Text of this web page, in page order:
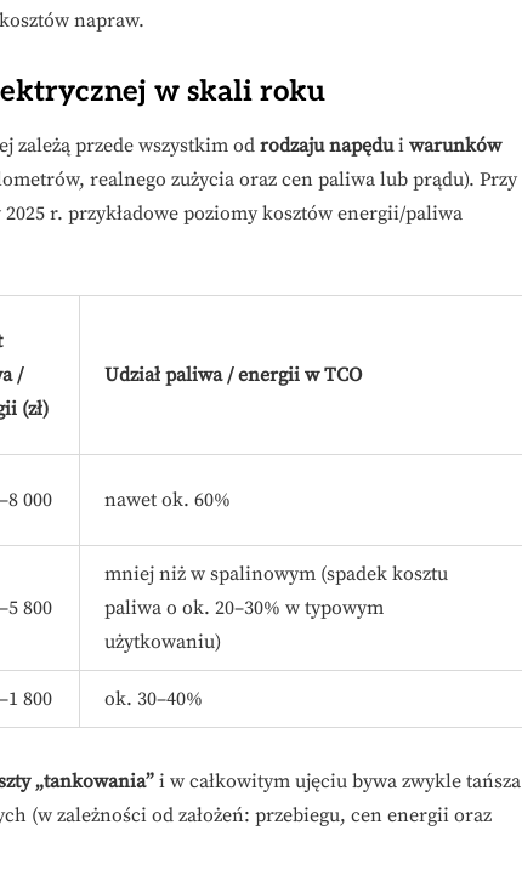
napraw.
w skali roku
zależą przede wszystkim od rodzaju napędui warunków
realnego zużycia oraz cen paliwa lub prądu). Przy
2025 r. przykładowe poziomy kosztów energii/paliwa
/
(zł)
Udział paliwa / energii w TCO
000 nawet ok. 60%
800
mniej niż w spalinowym (spadek kosztu
paliwa o ok. 20–30% w typowym
użytkowaniu)
800 ok. 30–40%
„tankowania” i w całkowitym ujęciu bywa zwykle tańsza
(w zależności od założeń: przebiegu, cen energii oraz